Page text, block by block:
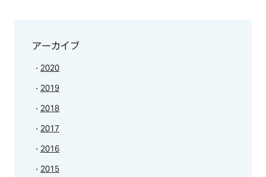
アーカイブ
2020
2019
2018
2017
2016
2015